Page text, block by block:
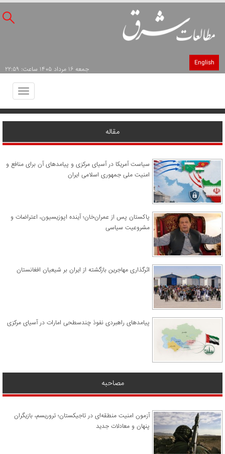
English
جمعه ۱۶ مرداد ۱۴۰۵ ساعت: ۲۲:۵۹
Toggle
مقاله
سیاست آمریکا در آسیای مرکزی و پیامدهای آن برای منافع و
امنیت ملی جمهوری اسلامی ایران
پاکستان پس از عمران‌خان؛ آینده اپوزیسیون، اعتراضات و
مشروعیت سیاسی
اثرگذاری مهاجرین بازگشته از ایران بر شیعیان افغانستان
پیامدهای راهبردی نفوذ چندسطحی امارات در آسیای مرکزی
مصاحبه
آزمون امنیت منطقه‌ای در تاجیکستان؛ تروریسم، بازیگران
پنهان و معادلات جدید